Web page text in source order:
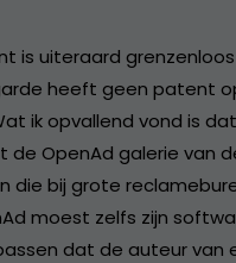
is uiteraard
heeft geen patent
ik opvallend vond is
de OpenAd galerie van
die bij grote
moest zelfs zijn
dat de auteur van